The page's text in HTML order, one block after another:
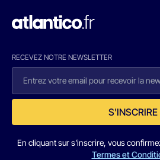
RECEVEZ NOTRE NEWSLETTER
S'INSCRIRE
En cliquant sur s'inscrire, vous
Termes et